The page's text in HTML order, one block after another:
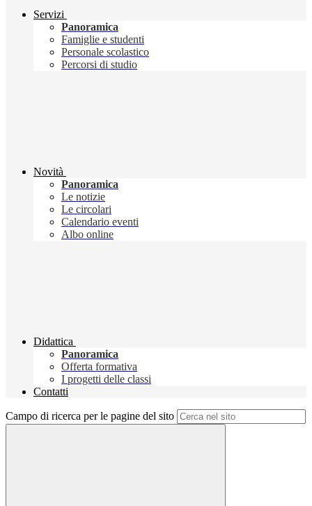
Servizi
Panoramica
Famiglie e studenti
Personale scolastico
Percorsi di studio
Novità
Panoramica
Le notizie
Le circolari
Calendario eventi
Albo online
Didattica
Panoramica
Offerta formativa
I progetti delle classi
Contatti
Campo di ricerca per le pagine del sito